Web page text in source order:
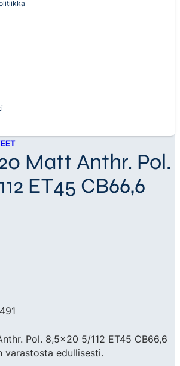
Matt Anthr. Pol.
ET45 CB66,6
Pol. 8,5×20 5/112 ET45 CB66,6
varastosta edullisesti.